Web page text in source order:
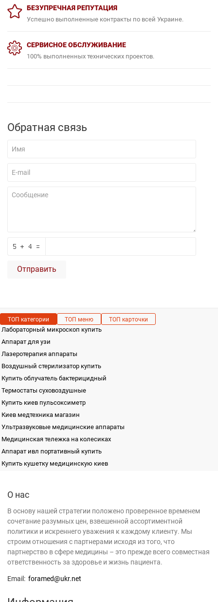
Успешно выполненные контракты по всей Украине.
100% выполненных технических проектов.
Лабораторный микроскоп купить
Аппарат для узи
Лазеротерапия аппараты
Воздушный стерилизатор купить
Купить облучатель бактерицидный
Термостаты суховоздушные
Купить киев пульсоксиметр
Киев медтехника магазин
Ультразвуковые медицинские аппараты
Медицинская тележка на колесиках
Аппарат ивл портативный купить
Купить кушетку медицинскую киев
Камера уф
Стомат оборудование киев
Дистиллятор
Кресла гинекологические
Окт в офтальмологии
Купить узи аппарат
Сколько стоит стоматологическая установка
Лабораторная диагностика
Оториноларингология
Реабилитационное оборудование
Реанимация | Интенсивная терапия
Рентгенаппараты | Томографы
Стерилизаторы
Стоматология
Физиотерапия
Хирургия
дистилляторы
лабораторное оборудование
коагулометр
центрифуга лабораторная
гематологический анализатор
термостат лабораторный
ифа купить
биохимический анализатор
анализатор газов крови
Полировочный станок
Стол операционный DC-2000 (Ангиографический,
электромеханический)
Кровать деревянная функциональная с электроприводом OSD-91Е
Монитор пациента BM800C
Рентген система на 3 рабочих места CAT medical Helios DRF
Подставка под два таза ПТ-2
В основу нашей стратегии положено проверенное временем
сочетание разумных цен, взвешенной ассортиментной
политики и искреннего уважения к каждому клиенту. Мы
строим отношения с партнерами исходя из того, что
партнерство в сфере медицины – это прежде всего совместная
ответственность за здоровье и жизнь пациента.
Email:foramed@ukr.net